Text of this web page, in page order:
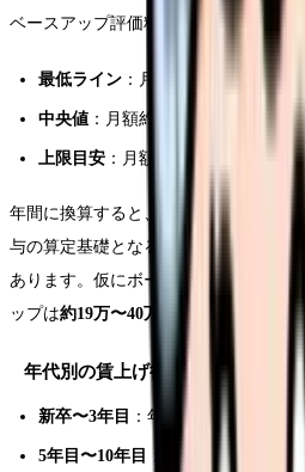
ベースアップ評価料による看護師の賃
最低ライン ：月額約12,000円（基
中央値 ：月額約18,000円
上限目安 ：月額約25,000円（大規
年間に換算すると、 約14.4万〜30万円
与の算定基礎となる基本給が上がるた
あります。仮にボーナスが4か月分の
ップは約19万〜40万円 程度になる計算
年代別の賃上げ後モデル年収（目
新卒〜3年目 ：年収350〜420万円 →
5年目〜10年目 ：年収420〜500万円